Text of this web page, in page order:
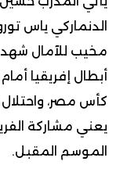
الدنماركي ياس
مخيب للآمال شهد
أبطال إفريقيا
كأس مصر، واحتلال
يعني مشاركة
الموسم المقبل.